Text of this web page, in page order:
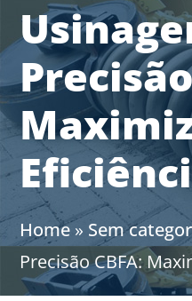
Home » Sem
Precisão CBFA: